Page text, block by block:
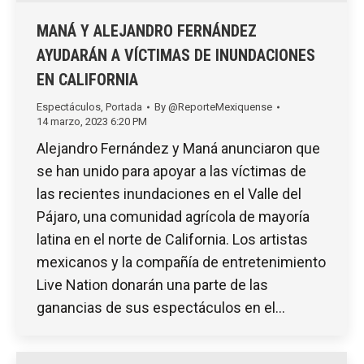
MANÁ Y ALEJANDRO FERNÁNDEZ
AYUDARÁN A VÍCTIMAS DE INUNDACIONES
EN CALIFORNIA
Espectáculos Portada By @ReporteMexiquense
14 marzo, 2023 6:20 PM
Alejandro Fernández y Maná anunciaron que
se han unido para apoyar a las víctimas de
las recientes inundaciones en el Valle del
Pájaro, una comunidad agrícola de mayoría
latina en el norte de California. Los artistas
mexicanos y la compañía de entretenimiento
Live Nation donarán una parte de las
ganancias de sus espectáculos en el…